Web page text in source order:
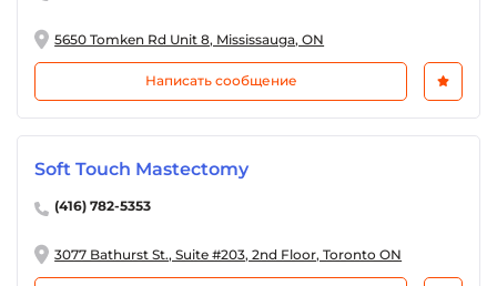
5650 Tomken Rd Unit 8, Mississauga, ON
Написать сообщение
Soft Touch Mastectomy
(416) 782-5353
3077 Bathurst St., Suite #203, 2nd Floor, Toronto ON